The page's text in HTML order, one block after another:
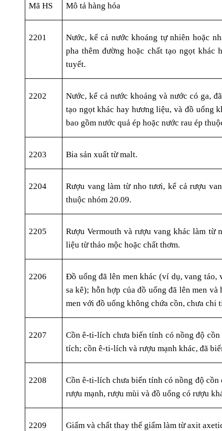
Mã HS Mô tả hàng hóa
2201
Nước, kể cả nước khoáng tự nhiên hoặc
pha thêm đường hoặc chất tạo ngọt khác
tuyết.
2202
Nước, kể cả nước khoáng và nước có ga,
tạo ngọt khác hay hương liệu, và đồ uống
bao gồm nước quả ép hoặc nước rau ép
2203 Bia sản xuất từ malt.
2204
Rượu vang làm từ nho tươi, kể cả rượu
thuộc nhóm 20.09.
2205
Rượu Vermouth và rượu vang khác làm từ
liệu từ thảo mộc hoặc chất thơm.
2206
Đồ uống đã lên men khác (ví dụ, vang táo,
sa kê); hỗn hợp của đồ uống đã lên men
men với đồ uống không chứa cồn, chưa chi
2207
Cồn ê-ti-lích chưa biến tính có nồng độ
tích; cồn ê-ti-lích và rượu mạnh khác, đã
2208
Cồn ê-ti-lích chưa biến tính có nồng độ
rượu mạnh, rượu mùi và đồ uống có rượu
2209 Giấm và chất thay thế giấm làm từ axit